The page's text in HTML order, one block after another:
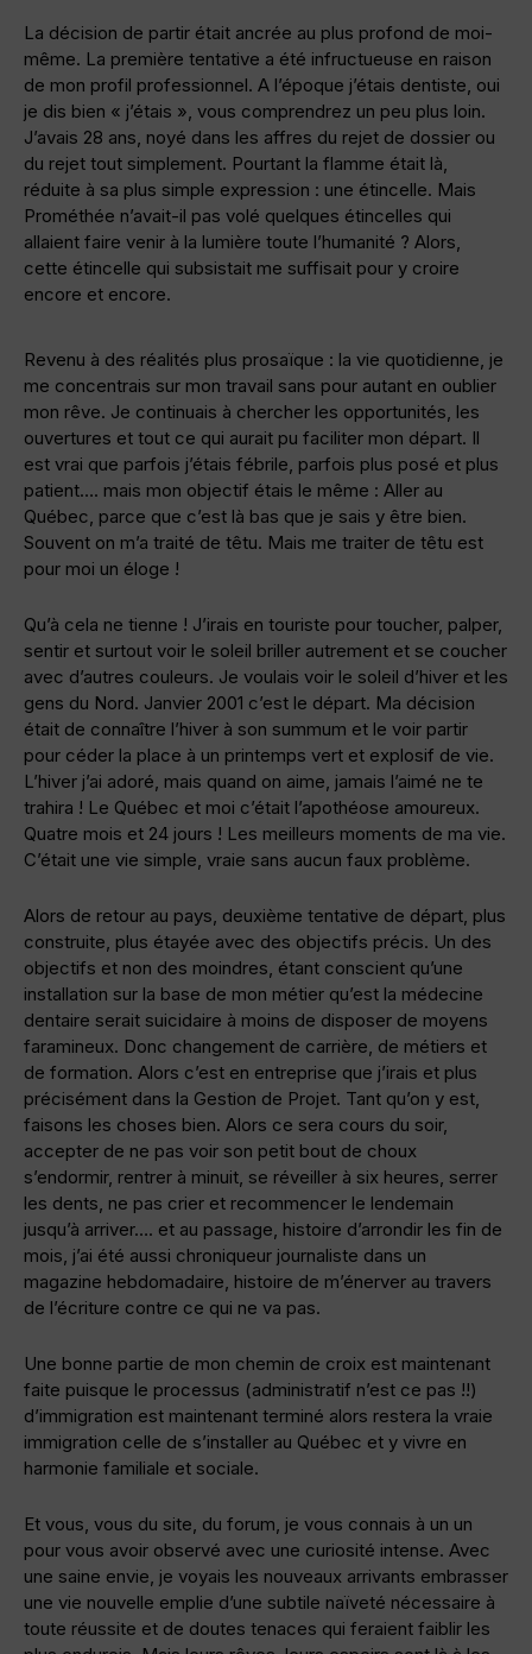
La décision de partir était ancrée au plus profond de moi-
même. La première tentative a été infructueuse en raison
de mon profil professionnel. A l’époque j’étais dentiste, oui
je dis bien « j’étais », vous comprendrez un peu plus loin.
J’avais 28 ans, noyé dans les affres du rejet de dossier ou
du rejet tout simplement. Pourtant la flamme était là,
réduite à sa plus simple expression : une étincelle. Mais
Prométhée n’avait-il pas volé quelques étincelles qui
allaient faire venir à la lumière toute l’humanité ? Alors,
cette étincelle qui subsistait me suffisait pour y croire
encore et encore.
Revenu à des réalités plus prosaïque : la vie quotidienne, je
me concentrais sur mon travail sans pour autant en oublier
mon rêve. Je continuais à chercher les opportunités, les
ouvertures et tout ce qui aurait pu faciliter mon départ. Il
est vrai que parfois j’étais fébrile, parfois plus posé et plus
patient…. mais mon objectif étais le même : Aller au
Québec, parce que c’est là bas que je sais y être bien.
Souvent on m’a traité de têtu. Mais me traiter de têtu est
pour moi un éloge !
Qu’à cela ne tienne ! J’irais en touriste pour toucher, palper,
sentir et surtout voir le soleil briller autrement et se coucher
avec d’autres couleurs. Je voulais voir le soleil d’hiver et les
gens du Nord. Janvier 2001 c’est le départ. Ma décision
était de connaître l’hiver à son summum et le voir partir
pour céder la place à un printemps vert et explosif de vie.
L’hiver j’ai adoré, mais quand on aime, jamais l’aimé ne te
trahira ! Le Québec et moi c’était l’apothéose amoureux.
Quatre mois et 24 jours ! Les meilleurs moments de ma vie.
C’était une vie simple, vraie sans aucun faux problème.
Alors de retour au pays, deuxième tentative de départ, plus
construite, plus étayée avec des objectifs précis. Un des
objectifs et non des moindres, étant conscient qu’une
installation sur la base de mon métier qu’est la médecine
dentaire serait suicidaire à moins de disposer de moyens
faramineux. Donc changement de carrière, de métiers et
de formation. Alors c’est en entreprise que j’irais et plus
précisément dans la Gestion de Projet. Tant qu’on y est,
faisons les choses bien. Alors ce sera cours du soir,
accepter de ne pas voir son petit bout de choux
s’endormir, rentrer à minuit, se réveiller à six heures, serrer
les dents, ne pas crier et recommencer le lendemain
jusqu’à arriver…. et au passage, histoire d’arrondir les fin de
mois, j’ai été aussi chroniqueur journaliste dans un
magazine hebdomadaire, histoire de m’énerver au travers
de l’écriture contre ce qui ne va pas.
Une bonne partie de mon chemin de croix est maintenant
faite puisque le processus (administratif n’est ce pas !!)
d’immigration est maintenant terminé alors restera la vraie
immigration celle de s’installer au Québec et y vivre en
harmonie familiale et sociale.
Et vous, vous du site, du forum, je vous connais à un un
pour vous avoir observé avec une curiosité intense. Avec
une saine envie, je voyais les nouveaux arrivants embrasser
une vie nouvelle emplie d’une subtile naïveté nécessaire à
toute réussite et de doutes tenaces qui feraient faiblir les